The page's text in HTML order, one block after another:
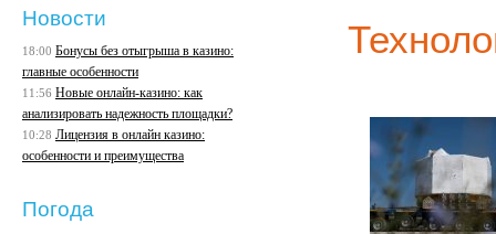
Новости
18:00 Бонусы без отыгрыша в казино:
главные особенности
11:56 Новые онлайн-казино: как
анализировать надежность площадки?
10:28 Лицензия в онлайн казино:
особенности и преимущества
Погода